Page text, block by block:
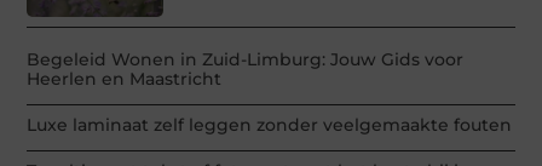
Begeleid Wonen in Zuid-Limburg: Jouw Gids voor
Heerlen en Maastricht
Luxe laminaat zelf leggen zonder veelgemaakte fouten